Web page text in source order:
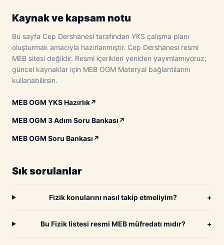
Kaynak ve kapsam notu
Bu sayfa Cep Dershanesi tarafından YKS çalışma planı
oluşturmak amacıyla hazırlanmıştır. Cep Dershanesi resmi
MEB sitesi değildir. Resmi içerikleri yeniden yayımlamıyoruz;
güncel kaynaklar için MEB OGM Materyal bağlantılarını
kullanabilirsin.
MEB OGM YKS Hazırlık↗
MEB OGM 3 Adım Soru Bankası↗
MEB OGM Soru Bankası↗
Sık sorulanlar
Fizik konularını nasıl takip etmeliyim? +
Bu Fizik listesi resmi MEB müfredatı mıdır? +